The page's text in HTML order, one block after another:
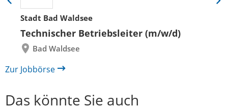
Stadt Bad Waldsee
Technischer Betriebsleiter (m/w/d)
Bad Waldsee
Folie
zurück
Eine
Zur Jobbörse
Das könnte Sie auch